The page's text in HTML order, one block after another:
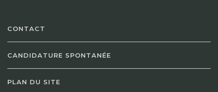
CONTACT
CANDIDATURE SPONTANÉE
PLAN DU SITE